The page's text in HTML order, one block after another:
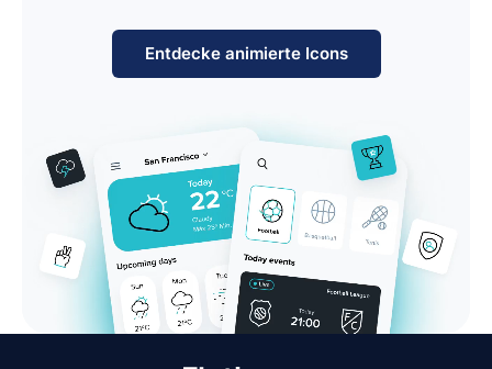
Entdecke animierte Icons